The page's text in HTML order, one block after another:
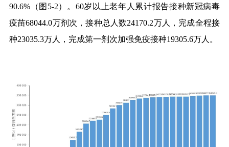
90.6%（图 5-2）。 60岁以上老年人累计报告接种新冠病毒
疫苗68044.0万剂次，接种总人数24170.2万人，完成全程接
种23035.3万人，完成第一剂次加强免疫接种19305.6万人。